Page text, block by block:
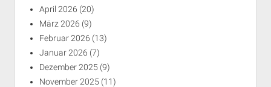
April 2026 (20)
März 2026 (9)
Februar 2026 (13)
Januar 2026 (7)
Dezember 2025 (9)
November 2025 (11)